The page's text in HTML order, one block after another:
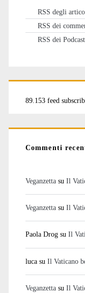
RSS degli
RSS dei
RSS dei Podcast
89.153 feed
Commenti
Veganzettasu Il
Veganzettasu Il
Paola Drogsu Il
lucasu Il Vaticano
Veganzettasu Il